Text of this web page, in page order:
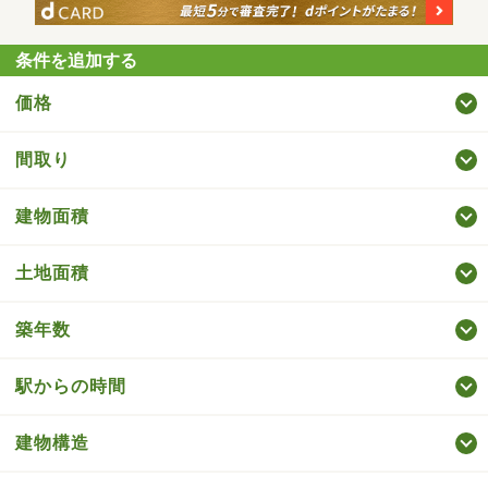
条件を追加する
価格
間取り
建物面積
土地面積
築年数
駅からの時間
建物構造